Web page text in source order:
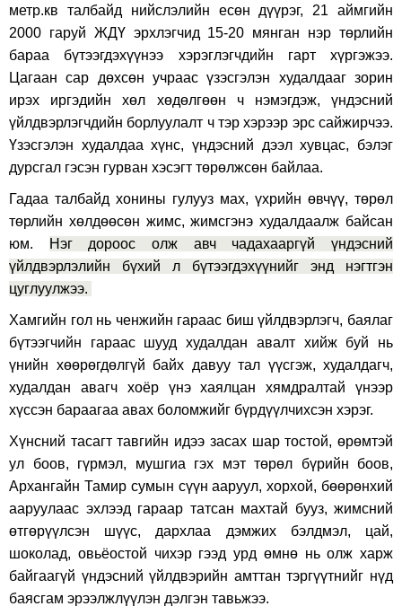
метр.кв талбайд нийслэлийн есөн дүүрэг, 21 аймгийн
2000 гаруй ЖДҮ эрхлэгчид 15-20 мянган нэр төрлийн
бараа бүтээгдэхүүнээ хэрэглэгчдийн гарт хүргэжээ.
Цагаан сар дөхсөн учраас үзэсгэлэн худалдааг зорин
ирэх иргэдийн хөл хөдөлгөөн ч нэмэгдэж, үндэсний
үйлдвэрлэгчдийн борлуулалт ч тэр хэрээр эрс сайжирчээ.
Үзэсгэлэн худалдаа хүнс, үндэсний дээл хувцас, бэлэг
дурсгал гэсэн гурван хэсэгт төрөлжсөн байлаа.
Гадаа талбайд хонины гулууз мах, үхрийн өвчүү, төрөл
төрлийн хөлдөөсөн жимс, жимсгэнэ худалдаалж байсан
юм.
Нэг дороос олж авч чадахааргүй үндэсний
үйлдвэрлэлийн бүхий л бүтээгдэхүүнийг энд нэгтгэн
цуглуулжээ.
Хамгийн гол нь ченжийн гараас биш үйлдвэрлэгч, баялаг
бүтээгчийн гараас шууд худалдан авалт хийж буй нь
үнийн хөөрөгдөлгүй байх давуу тал үүсгэж, худалдагч,
худалдан авагч хоёр үнэ хаялцан хямдралтай үнээр
хүссэн бараагаа авах боломжийг бүрдүүлчихсэн хэрэг.
Хүнсний тасагт тавгийн идээ засах шар тостой, өрөмтэй
ул боов, гүрмэл, мушгиа гэх мэт төрөл бүрийн боов,
Архангайн Тамир сумын сүүн ааруул, хорхой, бөөрөнхий
ааруулаас эхлээд гараар татсан махтай бууз, жимсний
өтгөрүүлсэн шүүс, дархлаа дэмжих бэлдмэл, цай,
шоколад, овьёостой чихэр гээд урд өмнө нь олж харж
байгаагүй үндэсний үйлдвэрийн амттан тэргүүтнийг нүд
баясгам эрээлжлүүлэн дэлгэн тавьжээ.